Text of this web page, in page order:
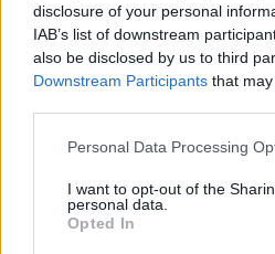
disclosure of your personal
IAB’s list of downstream
also be disclosed by us to third
Downstream Participants that
Personal Data Processing
I want to opt-out of the
personal data.
Opted In